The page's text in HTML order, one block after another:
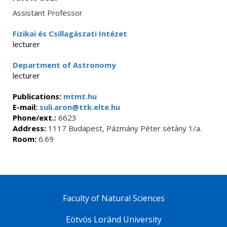
Assistant Professor
Fizikai és Csillagászati Intézet
lecturer
Department of Astronomy
lecturer
Publications: mtmt.hu
E-mail: suli.aron@ttk.elte.hu
Phone/ext.: 6623
Address: 1117 Budapest, Pázmány Péter sétány 1/a.
Room: 6.69
Faculty of Natural Sciences
Eötvös Loránd University